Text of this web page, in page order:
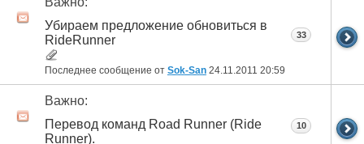
Убираем предложение обновиться в
RideRunner
Последнее сообщение от Sok-San 24.11.2011 20:59
33
Важно:
Перевод команд Road Runner (Ride
Runner).
10